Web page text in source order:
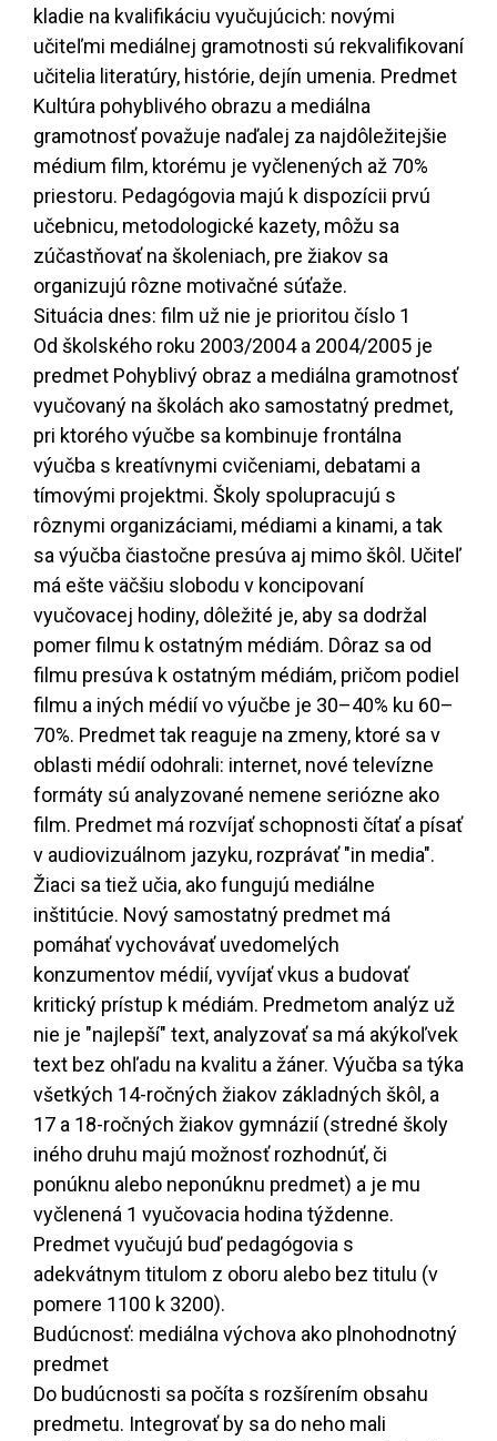
kladie na kvalifikáciu vyučujúcich: novými
učiteľmi mediálnej gramotnosti sú rekvalifikovaní
učitelia literatúry, histórie, dejín umenia. Predmet
Kultúra pohyblivého obrazu a mediálna
gramotnosť považuje naďalej za najdôležitejšie
médium film, ktorému je vyčlenených až 70%
priestoru. Pedagógovia majú k dispozícii prvú
učebnicu, metodologické kazety, môžu sa
zúčastňovať na školeniach, pre žiakov sa
organizujú rôzne motivačné súťaže.
Situácia dnes: film už nie je prioritou číslo 1
Od školského roku 2003/2004 a 2004/2005 je
predmet Pohyblivý obraz a mediálna gramotnosť
vyučovaný na školách ako samostatný predmet,
pri ktorého výučbe sa kombinuje frontálna
výučba s kreatívnymi cvičeniami, debatami a
tímovými projektmi. Školy spolupracujú s
rôznymi organizáciami, médiami a kinami, a tak
sa výučba čiastočne presúva aj mimo škôl. Učiteľ
má ešte väčšiu slobodu v koncipovaní
vyučovacej hodiny, dôležité je, aby sa dodržal
pomer filmu k ostatným médiám. Dôraz sa od
filmu presúva k ostatným médiám, pričom podiel
filmu a iných médií vo výučbe je 30–40% ku 60–
70%. Predmet tak reaguje na zmeny, ktoré sa v
oblasti médií odohrali: internet, nové televízne
formáty sú analyzované nemene seriózne ako
film. Predmet má rozvíjať schopnosti čítať a písať
v audiovizuálnom jazyku, rozprávať "in media".
Žiaci sa tiež učia, ako fungujú mediálne
inštitúcie. Nový samostatný predmet má
pomáhať vychovávať uvedomelých
konzumentov médií, vyvíjať vkus a budovať
kritický prístup k médiám. Predmetom analýz už
nie je "najlepší" text, analyzovať sa má akýkoľvek
text bez ohľadu na kvalitu a žáner. Výučba sa týka
všetkých 14-ročných žiakov základných škôl, a
17 a 18-ročných žiakov gymnázií (stredné školy
iného druhu majú možnosť rozhodnúť, či
ponúknu alebo neponúknu predmet) a je mu
vyčlenená 1 vyučovacia hodina týždenne.
Predmet vyučujú buď pedagógovia s
adekvátnym titulom z oboru alebo bez titulu (v
pomere 1100 k 3200).
Budúcnosť: mediálna výchova ako plnohodnotný
predmet
Do budúcnosti sa počíta s rozšírením obsahu
predmetu. Integrovať by sa do neho mali